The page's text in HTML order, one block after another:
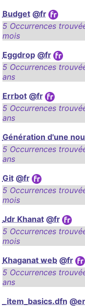
Budget @fr
5 Occurrences
mois
Eggdrop @fr
5 Occurrences
ans
Errbot @fr
5 Occurrences
ans
Génération d'une
5 Occurrences
ans
Git @fr
5 Occurrences
mois
Jdr Khanat @fr
5 Occurrences
mois
Khaganat web @fr
5 Occurrences
ans
_item_basics.dfn